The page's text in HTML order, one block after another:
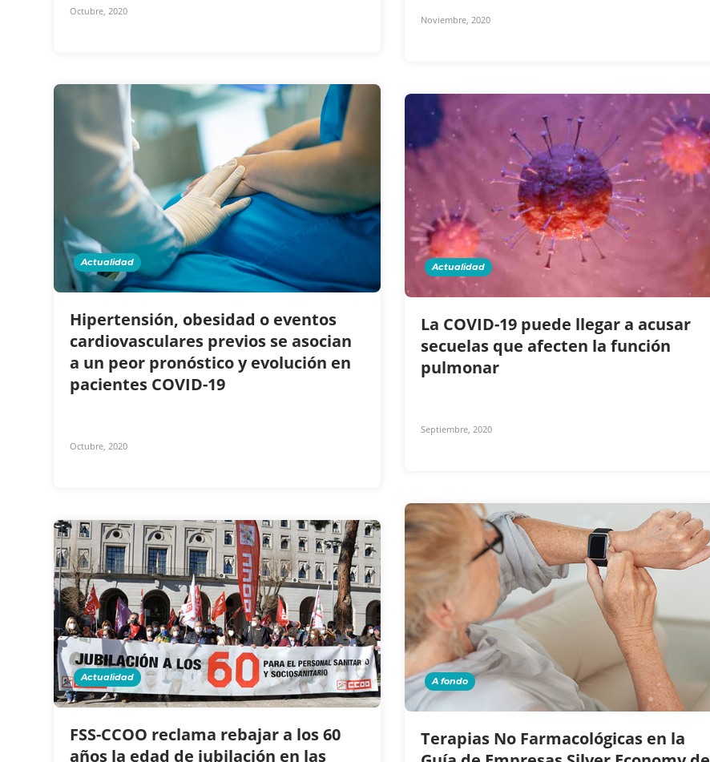
Noviembre, 2020
Octubre, 2020
Actualidad
Hipertensión, obesidad o eventos
cardiovasculares previos se asocian
a un peor pronóstico y evolución en
pacientes COVID-19
Octubre, 2020
Actualidad
La COVID-19 puede llegar a acusar
secuelas que afecten la función
pulmonar
Septiembre, 2020
A fondo
Terapias No Farmacológicas en la
Actualidad
FSS-CCOO reclama rebajar a los 60
años la edad de jubilación en las